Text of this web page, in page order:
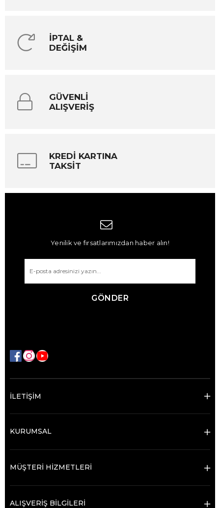
İPTAL &
DEĞİŞİM
GÜVENLİ
ALIŞVERİŞ
KREDİ KARTINA
TAKSİT
Yenilik ve fırsatlarımızdan haber alın!
GÖNDER
İLETİŞİM
KURUMSAL
MÜŞTERİ HİZMETLERİ
ALIŞVERİŞ BİLGİLERİ